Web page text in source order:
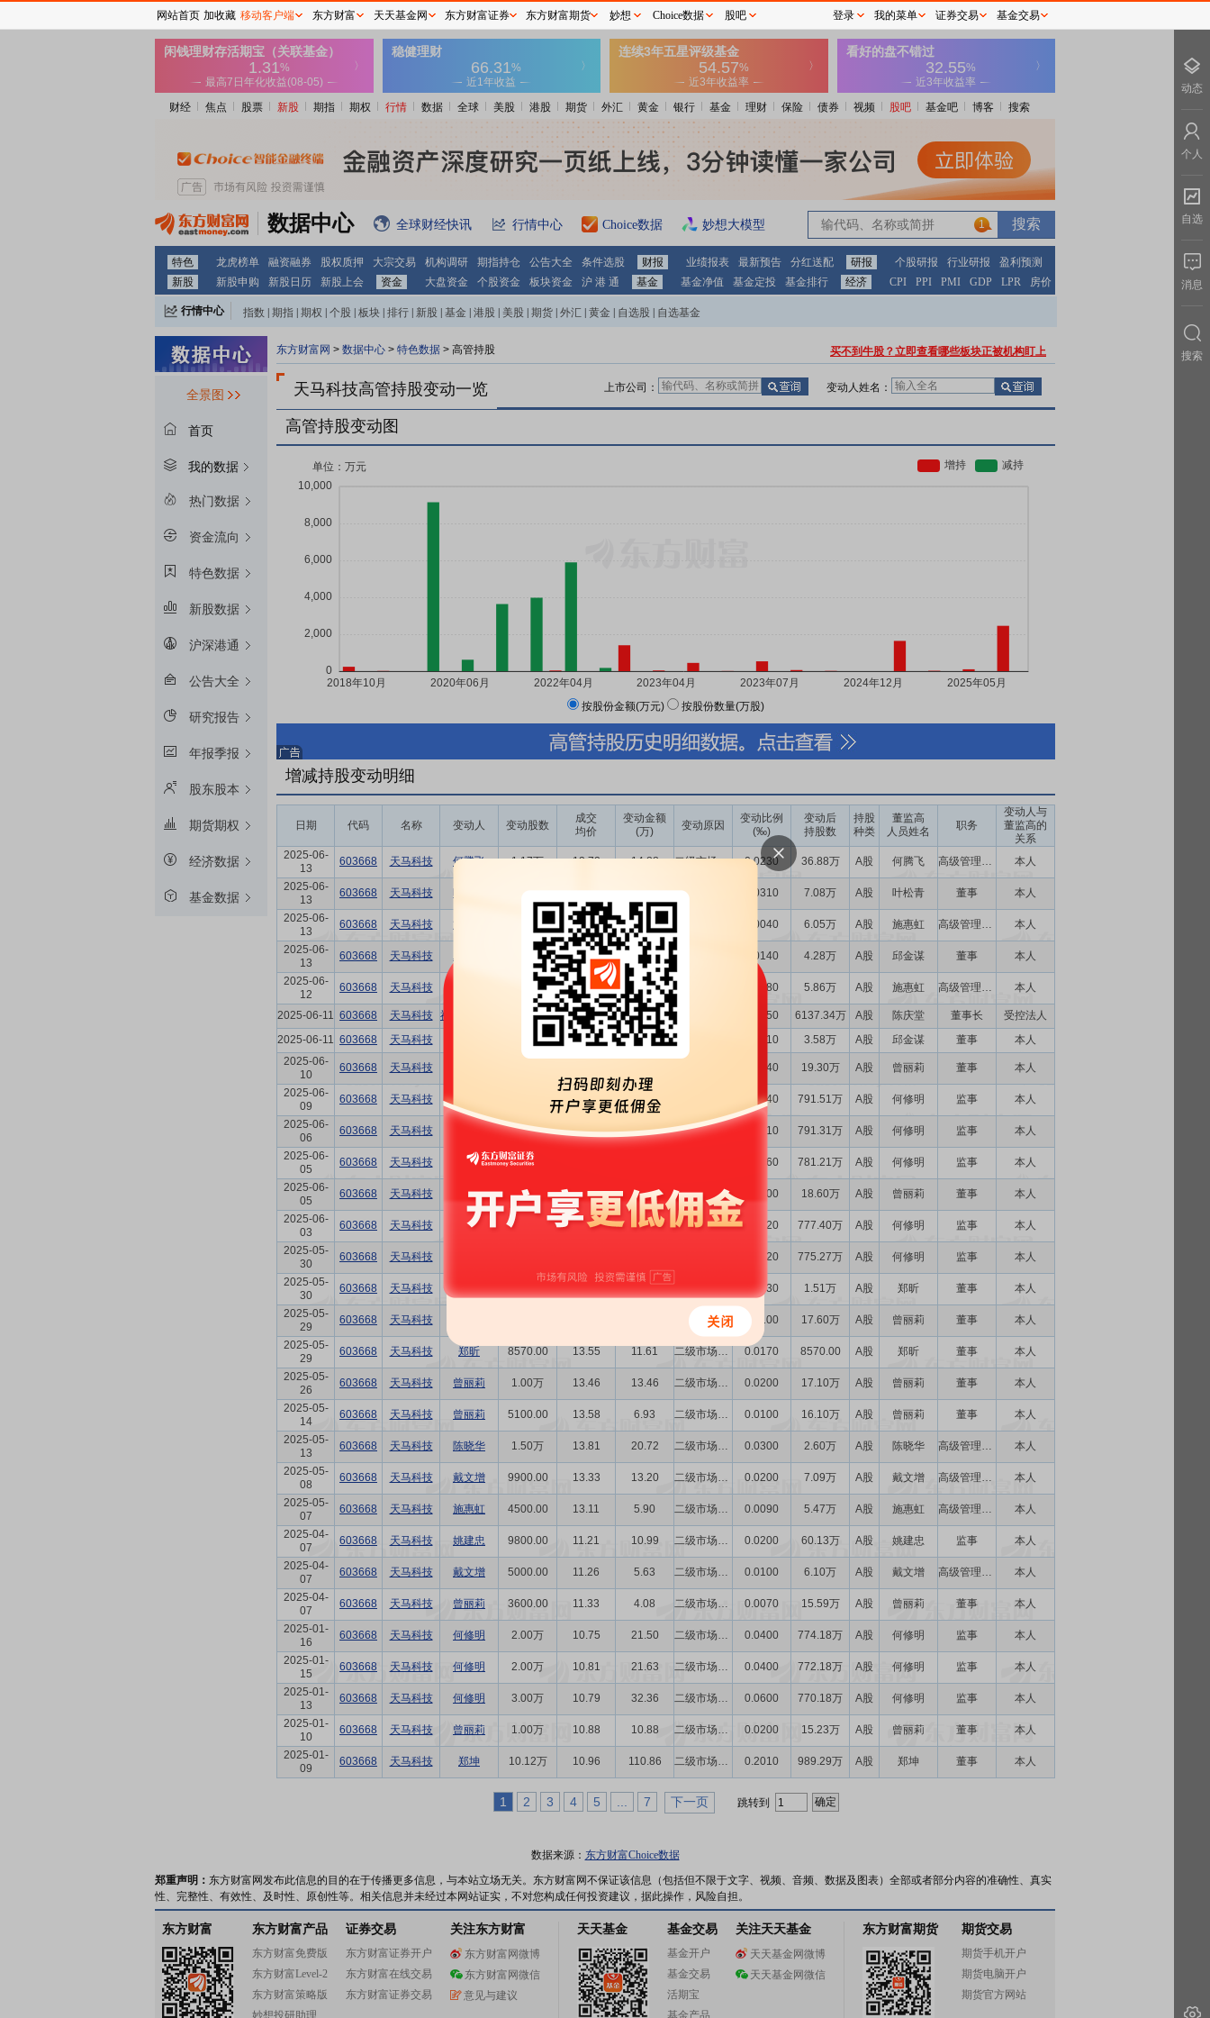
财经 焦点 股票 新股 期指 期权 行情 数据 全球 美股 港股 期货 外汇 黄金 银行 基金 理财 保险 债券 视频 股吧 基金吧 博客 搜索
数据中心 全球财经快讯 行情中心 Choice数据 妙想大模型 1
特色 龙虎榜单 融资融券 股权质押 大宗交易 机构调研 期指持仓 公告大全 条件选股 财报 业绩报表 最新预告 分红送配 研报 个股研报 行业研报
盈利预测
新股
新股申购 新股日历 新股上会 资金 大盘资金 个股资金 板块资金 沪 港 通 基金 基金净值 基金定投 基金排行 经济 CPI PPI PMI GDP LPR 房价
行情中心 指数 期指 期权 个股 板块 排行 新股 基金 港股 美股 期货 外汇 黄金 自选股 自选基金
全景图
首页
我的数据
热门数据
资金流向
特色数据
新股数据
沪深港通
公告大全
研究报告
年报季报
股东股本
期货期权
经济数据
基金数据
东方财富网 > 数据中心 > 特色数据 > 高管持股 买不到牛股？立即查看哪些板块正被机构盯上
天马科技高管持股变动一览 变动人姓名：
上市公司：
高管持股变动图
按股份金额(万元) 按股份数量(万股)
增减持股变动明细
日期 代码 名称 变动人 变动股数
成交
均价
变动金额
(万)
变动原因
变动比例
(‰)
变动后
持股数
持股
种类
董监高
人员姓名
职务
变动人与
董监高的
关系
2025-06-
13
603668 天马科技 何腾飞 1.17万 12.72 14.88 二级市场买卖 0.0230 36.88万 A股 何腾飞 高级管理人员
本人
2025-06-
13
603668 天马科技 1.58万 12.68 20.03 0.0310 7.08万 A股 叶松青 董事
本人
2025-06-
13
603668 天马科技 施惠虹 1900.00 12.64 2.40 0.0040 6.05万 A股 施惠虹 高级管理人员
本人
2025-06-
13
603668 天马科技 邱金谋 7000.00 12.66 8.86 0.0140 4.28万 A股 邱金谋 董事
本人
2025-06-
12
603668 天马科技 3900.00 12.76 4.98 0.0080 5.86万 A股 施惠虹 高级管理人员 本人
2025-06-11 603668 天马科技 158.51万 13.56 2150.08 3.1550 6137.34万 A股 陈庆堂 董事长
受控法人
2025-06-11 603668 天马科技 1.58万 12.80 20.22 0.0310 3.58万 A股 邱金谋 董事
本人
2025-06-
10
603668 天马科技 0.0140 19.30万 A股 曾丽莉 董事
本人
2025-06-
09
603668 天马科技 何修明 12.95 2.59 0.0040 791.51万 A股 何修明 监事
本人
2025-06-
06
603668 天马科技 何修明 10.10万 13.02 131.45 二级市场买卖 0.2010 791.31万 A股 何修明 监事
本人
2025-06-
05
603668 天马科技 何修明 3.81万 0.0760 781.21万 A股 何修明 监事
本人
2025-06-
05
603668 天马科技 曾丽莉 1.00万 13.12 13.12 二级市场买卖 0.0200 18.60万 A股 曾丽莉 董事
本人
2025-06-
03
603668 天马科技 何修明 2.13万 13.05 27.81 二级市场买卖 0.0420 777.40万 A股 何修明 监事
本人
2025-05-
30
603668 天马科技 0.0220 775.27万 A股 何修明 监事
本人
2025-05-
30
603668 天马科技 郑昕 6500.00 13.30 8.65 二级市场买卖 0.0130 1.51万 A股 郑昕 董事
本人
2025-05-
29
603668 天马科技 二级市场买卖 0.0100 17.60万 A股 曾丽莉 董事
本人
2025-05-
29
603668 天马科技 郑昕 8570.00 13.55 11.61 二级市场买卖 0.0170 8570.00 A股 郑昕 董事
本人
2025-05-
26
603668 天马科技 曾丽莉 1.00万 13.46 13.46 二级市场买卖 0.0200 17.10万 A股 曾丽莉 董事
本人
2025-05-
14
603668 天马科技 曾丽莉 5100.00 13.58 6.93 二级市场买卖 0.0100 16.10万 A股 曾丽莉 董事
本人
2025-05-
13
603668 天马科技 陈晓华 1.50万 13.81 20.72 二级市场买卖 0.0300 2.60万 A股 陈晓华 高级管理人员
本人
2025-05-
08
603668 天马科技 戴文增 9900.00 13.33 13.20 二级市场买卖 0.0200 7.09万 A股 戴文增 高级管理人员
本人
2025-05-
07
603668 天马科技 施惠虹 4500.00 13.11 5.90 二级市场买卖 0.0090 5.47万 A股 施惠虹 高级管理人员
本人
2025-04-
07
603668 天马科技 姚建忠 9800.00 11.21 10.99 二级市场买卖 0.0200 60.13万 A股 姚建忠 监事
本人
2025-04-
07
603668 天马科技 戴文增 5000.00 11.26 5.63 二级市场买卖 0.0100 6.10万 A股 戴文增 高级管理人员
本人
2025-04-
07
603668 天马科技 曾丽莉 3600.00 11.33 4.08 二级市场买卖 0.0070 15.59万 A股 曾丽莉 董事
本人
2025-01-
16
603668 天马科技 何修明 2.00万 10.75 21.50 二级市场买卖 0.0400 774.18万 A股 何修明 监事
本人
2025-01-
15
603668 天马科技 何修明 2.00万 10.81 21.63 二级市场买卖 0.0400 772.18万 A股 何修明 监事
本人
2025-01-
13
603668 天马科技 何修明 3.00万 10.79 32.36 二级市场买卖 0.0600 770.18万 A股 何修明 监事
本人
2025-01-
10
603668 天马科技 曾丽莉 1.00万 10.88 10.88 二级市场买卖 0.0200 15.23万 A股 曾丽莉 董事
本人
2025-01-
09
603668 天马科技 郑坤 10.12万 10.96 110.86 二级市场买卖 0.2010 989.29万 A股 郑坤 董事 本人
1 2 3 4 5 7 下一页 跳转到
数据来源： 东方财富Choice数据
郑重声明： 东方财富网发布此信息的目的在于传播更多信息，与本站立场无关。东方财富网不保证该信息（包括但不限于文字、视频、音频、数据及图表）全部或者部分内容的准确性、真实
性、完整性、有效性、及时性、原创性等。相关信息并未经过本网站证实，不对您构成任何投资建议，据此操作，风险自担。
东方财富 东方财富产品
东方财富免费版
东方财富Level-2
东方财富策略版
妙想投研助理
证券交易
东方财富证券开户
东方财富在线交易
东方财富证券交易
关注东方财富
东方财富网微博
东方财富网微信
意见与建议
天天基金 基金交易
基金开户
基金交易
活期宝
基金产品
关注天天基金
天天基金网微博
天天基金网微信
东方财富期货 期货交易
期货手机开户
期货电脑开户
期货官方网站
网站首页 加收藏 移动客户端 东方财富 天天基金网 东方财富证券 东方财富期货 妙想 Choice数据 股吧 登录 我的菜单 证券交易 基金交易
动态
个人
自选
消息
搜索